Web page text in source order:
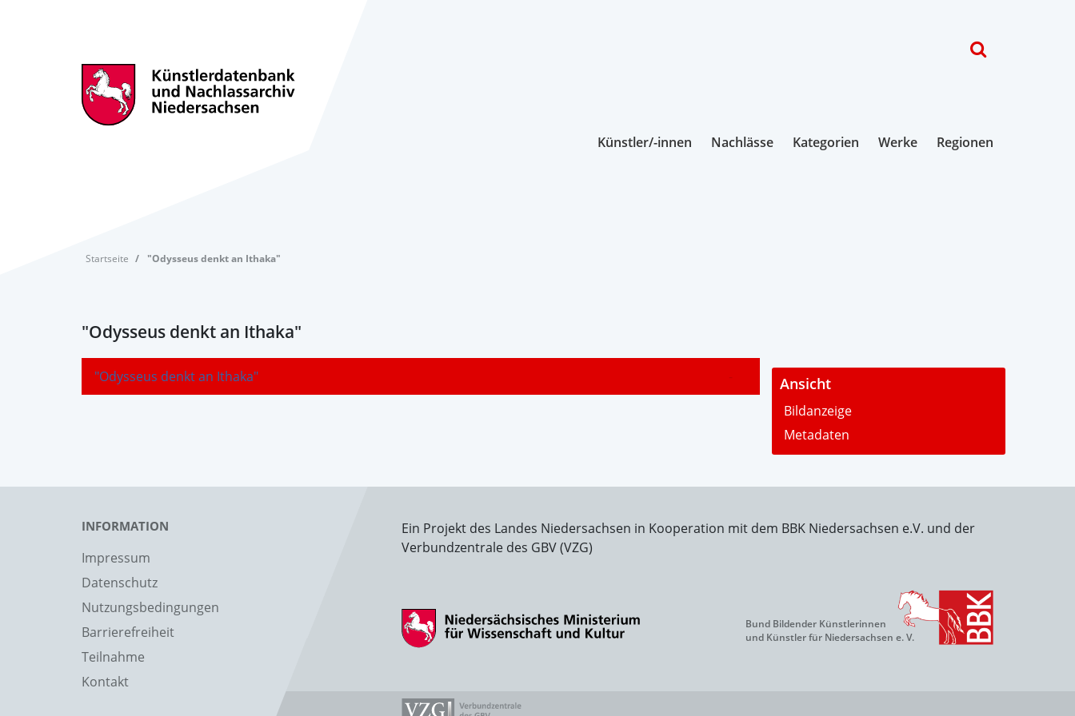
Künstler/-innen Nachlässe Kategorien Werke Regionen
Startseite "Odysseus denkt an Ithaka"
"Odysseus denkt an Ithaka"
"Odysseus denkt an Ithaka" - Ansicht
Bildanzeige
Metadaten
INFORMATION
Impressum
Datenschutz
Nutzungsbedingungen
Barrierefreiheit
Teilnahme
Kontakt
Ein Projekt des Landes Niedersachsen in Kooperation mit dem BBK Niedersachsen e.V. und der
Verbundzentrale des GBV (VZG)
Bund Bildender Künstlerinnen
und Künstler für Niedersachsen e. V.